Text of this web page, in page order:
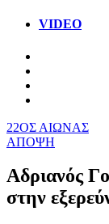
VIDEO
22ΟΣ ΑΙΩΝΑΣ
ΑΠΟΨΗ
Αδριανός
στην